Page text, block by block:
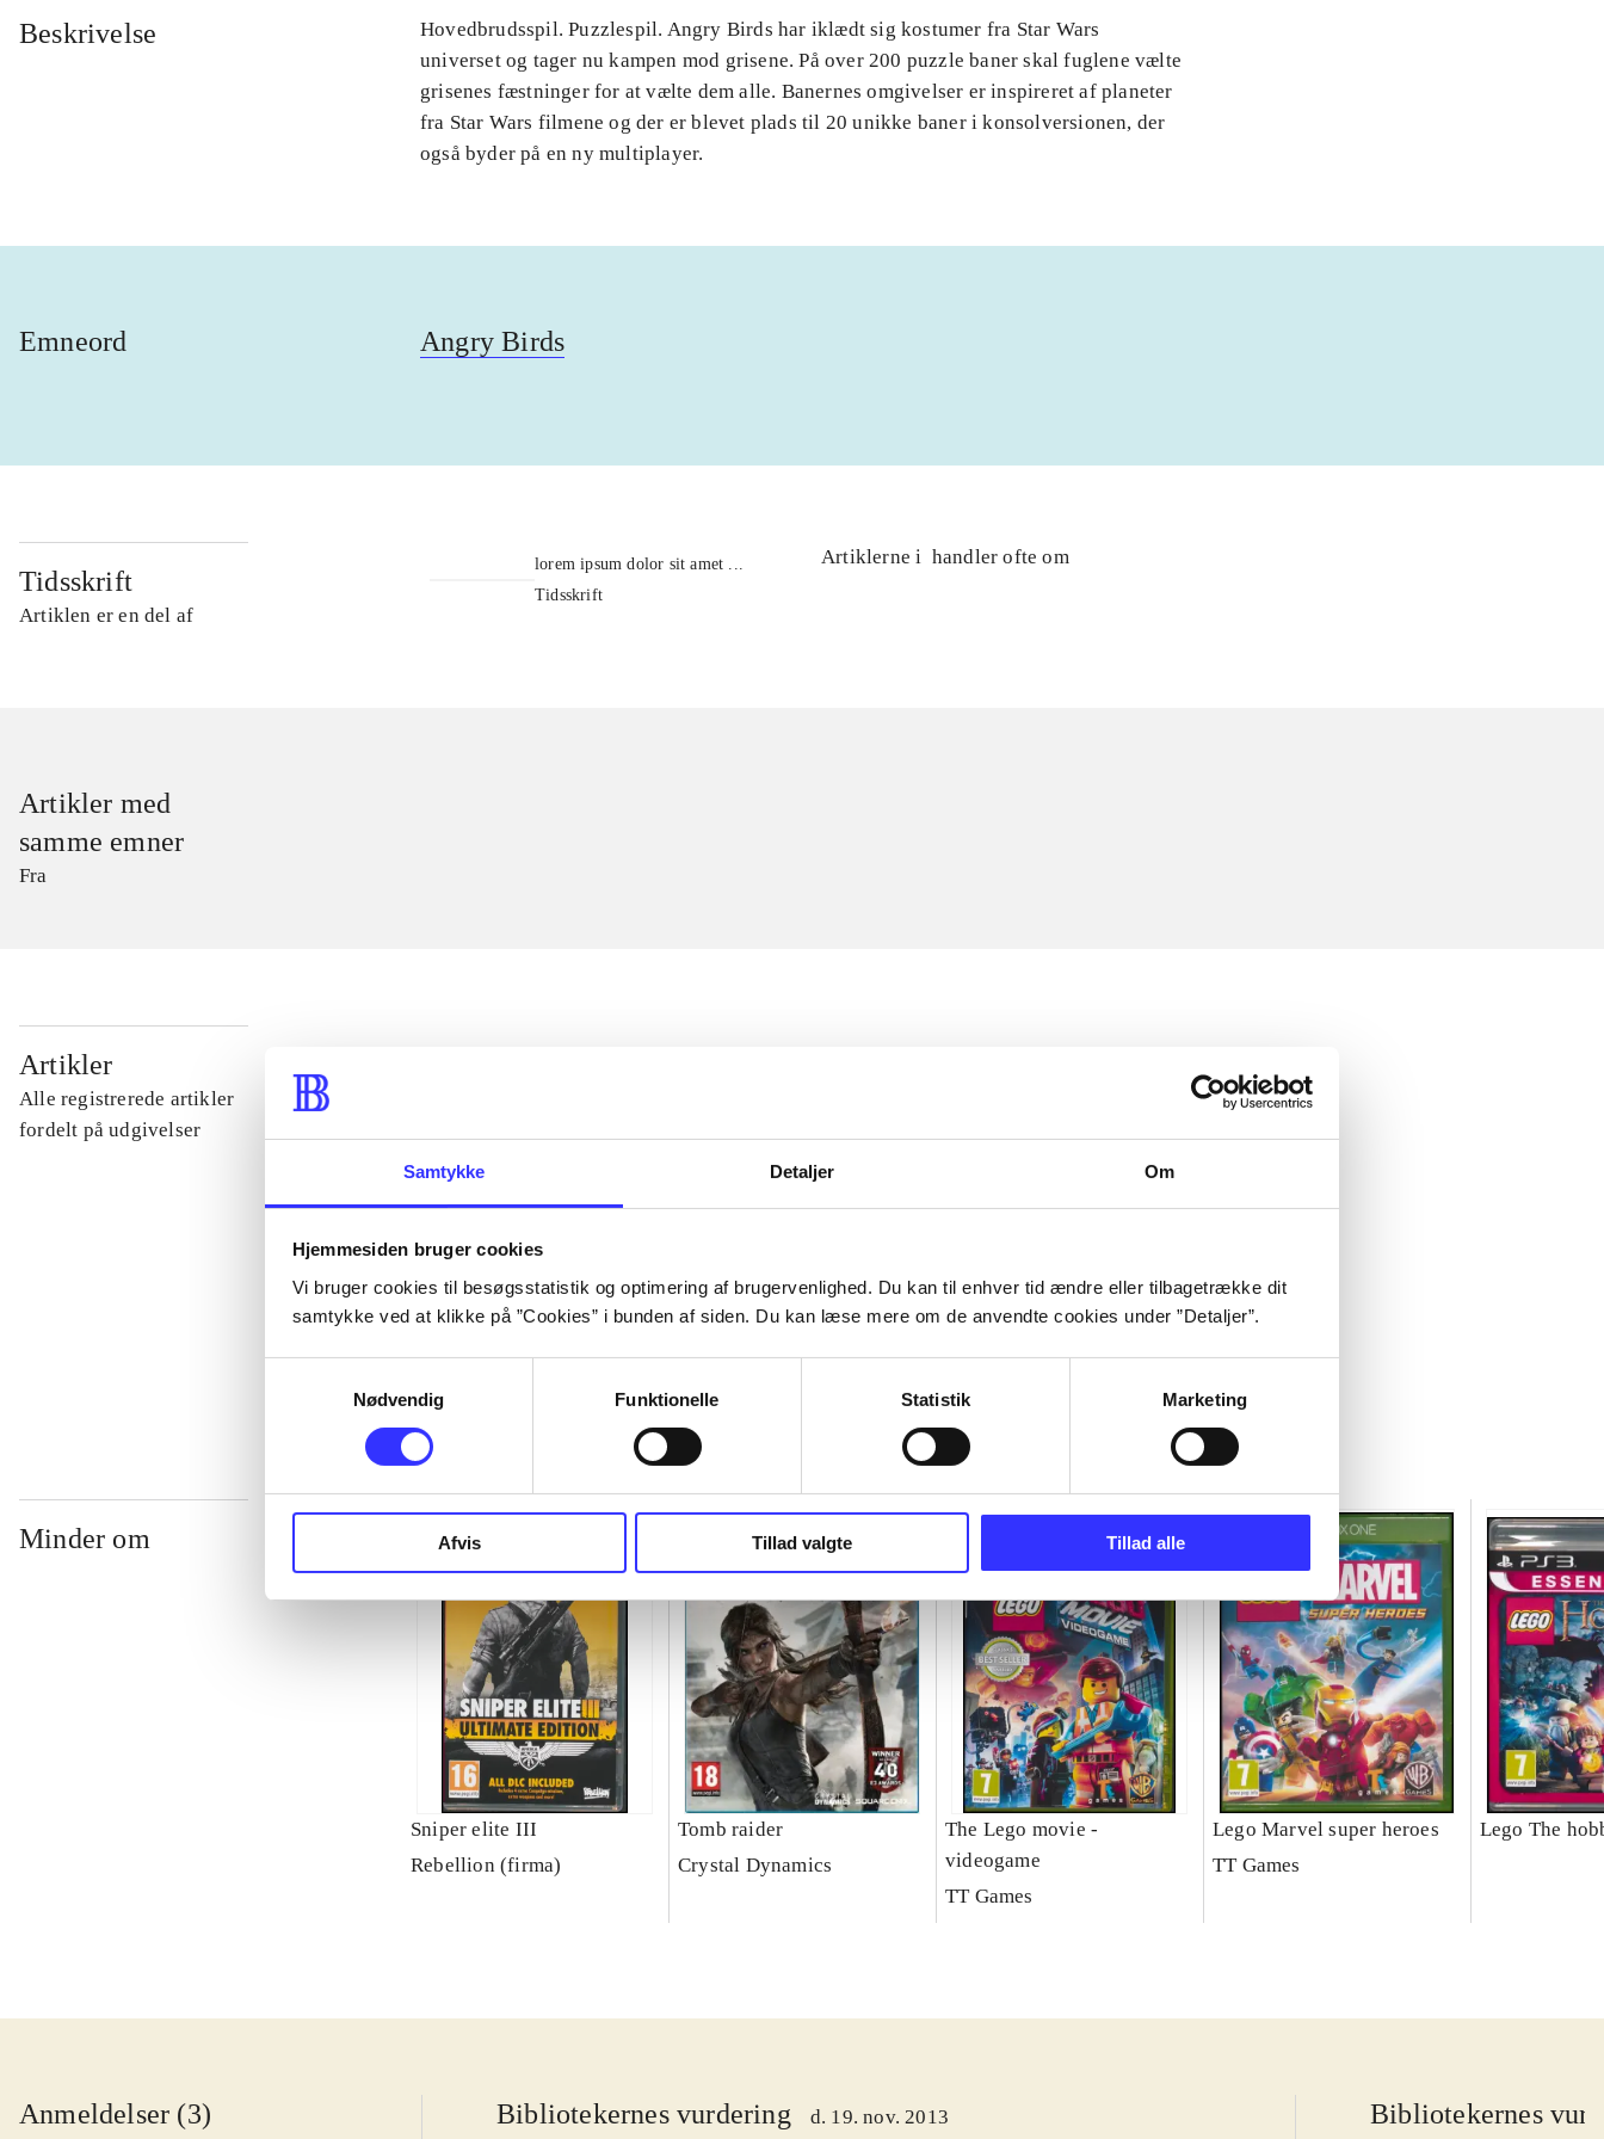
Samtykke Detaljer Om
Hjemmesiden bruger cookies
Vi bruger cookies til besøgsstatistik og optimering af brugervenlighed. Du kan til enhver tid ændre eller tilbagetrække dit
samtykke ved at klikke på ”Cookies” i bunden af siden. Du kan læse mere om de anvendte cookies under ”Detaljer”.
Nødvendig
Funktionelle Statistik Marketing
Afvis Tillad valgte Tillad alle
Beskrivelse
Hovedbrudsspil. Puzzlespil. Angry Birds har iklædt sig kostumer fra Star Wars
universet og tager nu kampen mod grisene. På over 200 puzzle baner skal fuglene vælte
grisenes fæstninger for at vælte dem alle. Banernes omgivelser er inspireret af planeter
fra Star Wars filmene og der er blevet plads til 20 unikke baner i konsolversionen, der
også byder på en ny multiplayer.
Emneord Angry Birds
Tidsskrift
Artiklen er en del af
lorem ipsum dolor sit amet ...
Tidsskrift
Artiklerne i handler ofte om
Artikler med
samme emner
Fra
Artikler
Alle registrerede artikler
fordelt på udgivelser
...
...
...
Minder om
Sniper elite III
Rebellion (firma)
Tomb raider
Crystal Dynamics
The Lego movie -
videogame
TT Games
Lego Marvel super heroes
TT Games
Lego The
Anmeldelser (3) Bibliotekernes vurdering d. 19. nov. 2013 Bibliotekernes